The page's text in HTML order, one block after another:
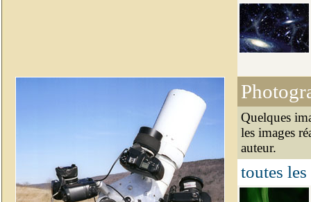
Quelques
les images
auteur.
toutes